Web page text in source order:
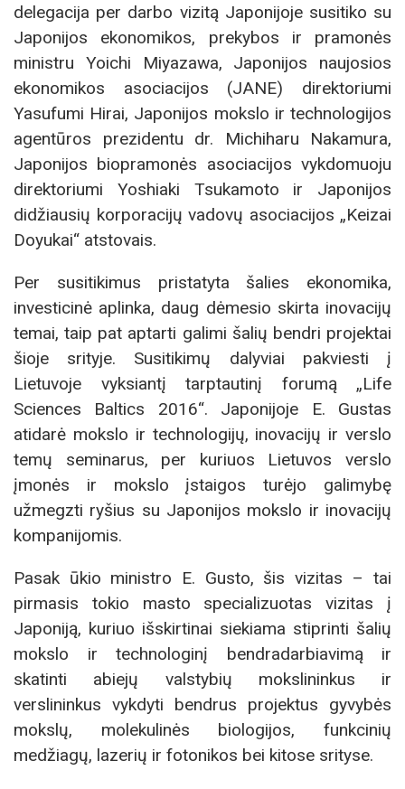
delegacija per darbo vizitą Japonijoje susitiko su
Japonijos ekonomikos, prekybos ir pramonės
ministru Yoichi Miyazawa, Japonijos naujosios
ekonomikos asociacijos (JANE) direktoriumi
Yasufumi Hirai, Japonijos mokslo ir technologijos
agentūros prezidentu dr. Michiharu Nakamura,
Japonijos biopramonės asociacijos vykdomuoju
direktoriumi Yoshiaki Tsukamoto ir Japonijos
didžiausių korporacijų vadovų asociacijos „Keizai
Doyukai“ atstovais.
Per susitikimus pristatyta šalies ekonomika,
investicinė aplinka, daug dėmesio skirta inovacijų
temai, taip pat aptarti galimi šalių bendri projektai
šioje srityje. Susitikimų dalyviai pakviesti į
Lietuvoje vyksiantį tarptautinį forumą „Life
Sciences Baltics 2016“. Japonijoje E. Gustas
atidarė mokslo ir technologijų, inovacijų ir verslo
temų seminarus, per kuriuos Lietuvos verslo
įmonės ir mokslo įstaigos turėjo galimybę
užmegzti ryšius su Japonijos mokslo ir inovacijų
kompanijomis.
Pasak ūkio ministro E. Gusto, šis vizitas – tai
pirmasis tokio masto specializuotas vizitas į
Japoniją, kuriuo išskirtinai siekiama stiprinti šalių
mokslo ir technologinį bendradarbiavimą ir
skatinti abiejų valstybių mokslininkus ir
verslininkus vykdyti bendrus projektus gyvybės
mokslų, molekulinės biologijos, funkcinių
medžiagų, lazerių ir fotonikos bei kitose srityse.